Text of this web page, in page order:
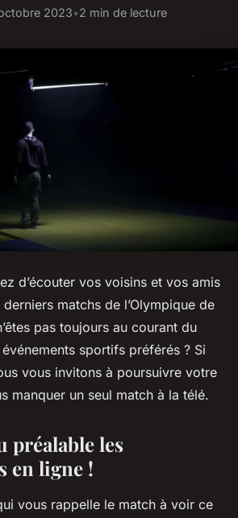
2023•2 min de lecture
d’écouter vos voisins et vos amis
matchs de l’Olympique de
pas toujours au courant du
sportifs préférés ? Si
vous invitons à poursuivre votre
manquer un seul match à la télé.
préalable les
en ligne !
vous rappelle le match à voir ce